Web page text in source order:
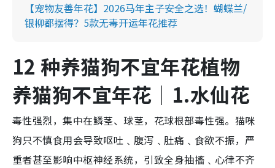
【宠物友善年花】2026马年主子安全之选！蝴蝶兰/
银柳都摆得？5款无毒开运年花推荐
12 种养猫狗不宜年花植物
养猫狗不宜年花｜1.水仙花
毒性强烈，集中在鳞茎、球茎，花球根部毒性强。猫咪
狗只不慎食用会导致呕吐﹑腹泻﹑肚痛﹑食欲不振，严
重者甚至影响中枢神经系统，引致全身抽搐﹑心律不齐